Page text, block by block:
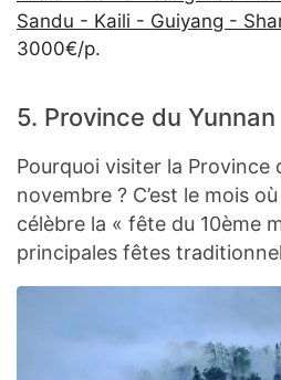
Sandu - Kaili - Guiyang -
3000€/p.
5. Province du Yunnan
Pourquoi visiter la Province
novembre ? C’est le mois
célèbre la « fête du 10ème
principales fêtes